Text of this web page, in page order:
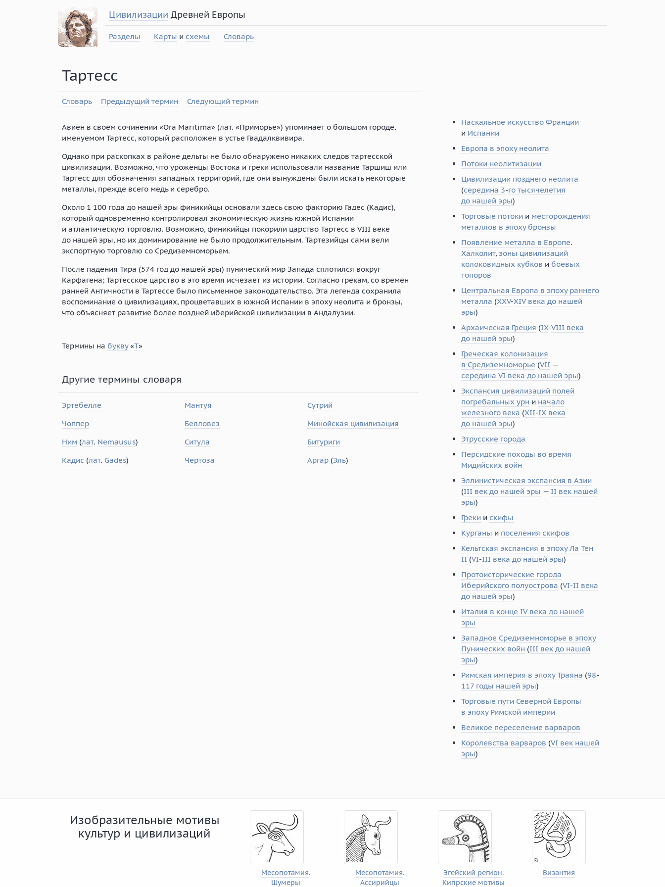
Цивилизации Древней Европы
Разделы Карты и схемы Словарь
Тартесс
Словарь Предыдущий термин Следующий термин
Авиен в своём сочинении «Ora Maritima» (лат. «Приморье») упоминает о большом городе,
именуемом Тартесс, который расположен в устье Гвадалквивира.
Однако при раскопках в районе дельты не было обнаружено никаких следов тартесской
цивилизации. Возможно, что уроженцы Востока и греки использовали название Таршиш или
Тартесс для обозначения западных территорий, где они вынуждены были искать некоторые
металлы, прежде всего медь и серебро.
Около 1 100 года до нашей эры финикийцы основали здесь свою факторию Гадес (Кадис),
который одновременно контролировал экономическую жизнь южной Испании
и атлантическую торговлю. Возможно, финикийцы покорили царство Тартесс в VIII веке
до нашей эры, но их доминирование не было продолжительным. Тартезийцы сами вели
экспортную торговлю со Средиземноморьем.
После падения Тира (574 год до нашей эры) пунический мир Запада сплотился вокруг
Карфагена; Тартесское царство в это время исчезает из истории. Согласно грекам, со времён
ранней Античности в Тартессе было письменное законодательство. Эта легенда сохранила
воспоминание о цивилизациях, процветавших в южной Испании в эпоху неолита и бронзы,
что объясняет развитие более поздней иберийской цивилизации в Андалузии.
Термины на букву«Т»
Другие термины словаря
Эртебелле Мантуя
Сутрий
Чоппер
Белловез
Минойская цивилизация
Ним (лат. Nemausus) Ситула
Битуриги
Кадис (лат. Gades) Чертоза Аргар (Эль)
Наскальное искусство Франции
и Испании
Европа в эпоху неолита
Потоки неолитизации
Цивилизации позднего неолита
(середина 3-го тысячелетия
до нашей эры)
Торговые потоки и месторождения
металлов в эпоху бронзы
Появление металла в Европе.
Халколит, зоны цивилизаций
колоковидных кубков и боевых
топоров
Центральная Европа в эпоху раннего
металла (XXV-XIV века до нашей
эры)
Архаическая Греция (IX-VIII века
до нашей эры)
Греческая колонизация
в Средиземноморье (VII —
середина VI века до нашей эры)
Экспансия цивилизаций полей
погребальных урн и начало
железного века (XII-IX века
до нашей эры)
Этрусские города
Персидские походы во время
Мидийских войн
Эллинистическая экспансия в Азии
(III век до нашей эры — II век нашей
эры)
Греки и скифы
Курганы и поселения скифов
Кельтская экспансия в эпоху Ла Тен
II (VI-III века до нашей эры)
Протоисторические города
Иберийского полуострова (VI-II века
до нашей эры)
Италия в конце IV века до нашей
эры
Западное Средиземноморье в эпоху
Пунических войн (III век до нашей
эры)
Римская империя в эпоху Траяна (98-
117 годы нашей эры)
Торговые пути Северной Европы
в эпоху Римской империи
Великое переселение варваров
Королевства варваров (VI век нашей
эры)
Изобразительные мотивы
культур и цивилизаций
Месопотамия.
Шумеры
Месопотамия.
Ассирийцы
Эгейский регион.
Кипрские мотивы
Византия